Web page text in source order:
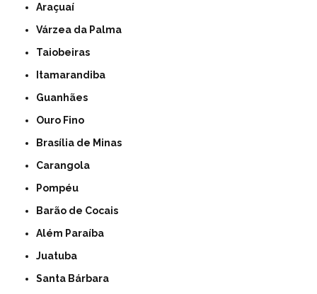
Araçuaí
Várzea da Palma
Taiobeiras
Itamarandiba
Guanhães
Ouro Fino
Brasília de Minas
Carangola
Pompéu
Barão de Cocais
Além Paraíba
Juatuba
Santa Bárbara